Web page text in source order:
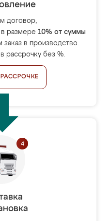
договор,
размере 10% от суммы
заказ в производство.
рассрочку без %.